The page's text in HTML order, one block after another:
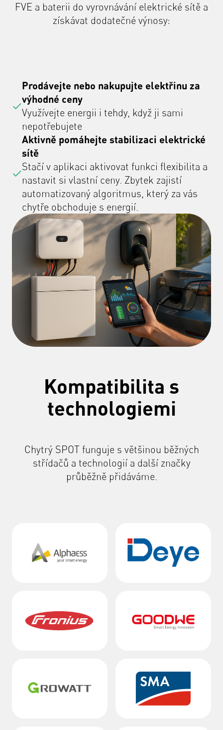
FVE a baterii do vyrovnávání elektrické sítě a
získávat dodatečné výnosy:
Prodávejte nebo nakupujte elektřinu za
výhodné ceny
Využívejte energii i tehdy, když ji sami
nepotřebujete
Aktivně pomáhejte stabilizaci elektrické
sítě
Stačí v aplikaci aktivovat funkci flexibilita a
nastavit si vlastní ceny. Zbytek zajistí
automatizovaný algoritmus, který za vás
chytře obchoduje s energií.
Kompatibilita s
technologiemi
Chytrý SPOT funguje s většinou běžných
střídačů a technologií a další značky
průběžně přidáváme.